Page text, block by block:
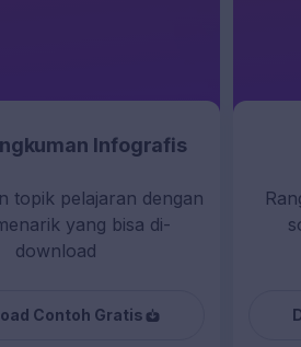
Infografis
topik pelajaran dengan
yang bisa di-
download
Contoh Gratis